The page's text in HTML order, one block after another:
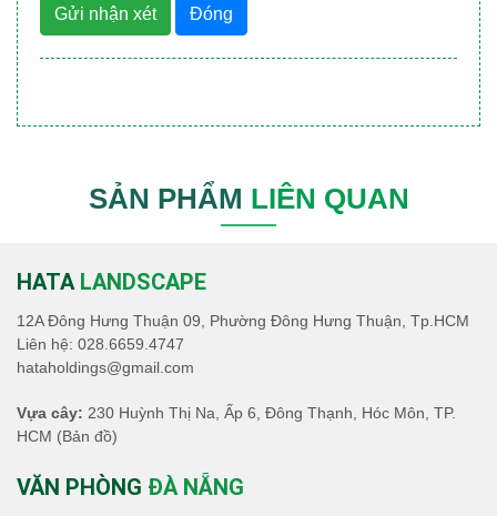
Gửi nhận xét Đóng
SẢN PHẨM LIÊN QUAN
HATA LANDSCAPE
12A Đông Hưng Thuận 09, Phường Đông Hưng Thuận, Tp.HCM
Liên hệ: 028.6659.4747
hataholdings@gmail.com
Vựa cây: 230 Huỳnh Thị Na, Ấp 6, Đông Thạnh, Hóc Môn, TP.
HCM (Bản đồ)
VĂN PHÒNG ĐÀ NẴNG